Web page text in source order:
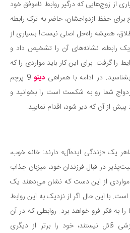
از زوج‌هایی که درگیر روابط ناموفق خود
برای حفظ ازدواجشان، حاضر به ترک رابطه
همیشه راه‌حل اصلی نیست! بسیاری از
رابطه، نشانه‌های آن را تشخیص داد و
گرفت. برای این کار باید مواردی را که
در ادامه با همراهی دینو
9 پرچم
شما رو به شکست است را بخوانید و
از آن که دیر شود، اقدام نمایید.
یک «زندگی ایده‌آل» دارند: خانه خوب،
در قبال فرزندان خود، میزبان جذاب
از این دست که نشان می‌دهند یک
با این حال اگر از نزدیک به این روابط
را به فکر فرو خواهد برد. روابطی که در آن
قائل نیستند، خود را برتر از دیگری